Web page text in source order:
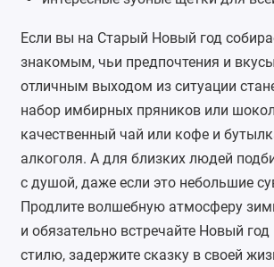
Если вы на Старый Новый год
знакомым, чьи предпочтения и вкусы
отличным выходом из ситуации
набор имбирных пряников или
качественный чай или кофе и
алкоголя. А для близких людей
с душой, даже если это небольшие
Продлите волшебную атмосферу
и обязательно встречайте Новый
стилю, задержите сказку в своей